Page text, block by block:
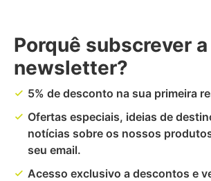
Porquê subscrever
newsletter?
done 5% de desconto na sua primeira
done Ofertas especiais, ideias de
notícias sobre os nossos
seu email.
done Acesso exclusivo a descontos e